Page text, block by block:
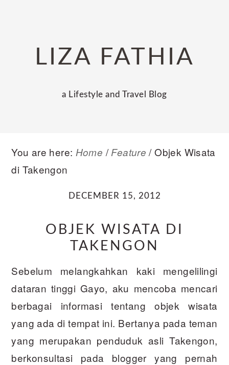
navigationLIZA FATHIA
a Lifestyle and Travel Blog
You are here: Home / Feature /Objek Wisata
di Takengon
DECEMBER 15, 2012
OBJEK WISATA DI
TAKENGON
Sebelum melangkahkan kaki mengelilingi
dataran tinggi Gayo, aku mencoba mencari
berbagai informasi tentang objek wisata
yang ada di tempat ini. Bertanya pada teman
yang merupakan penduduk asli Takengon,
berkonsultasi pada blogger yang pernah